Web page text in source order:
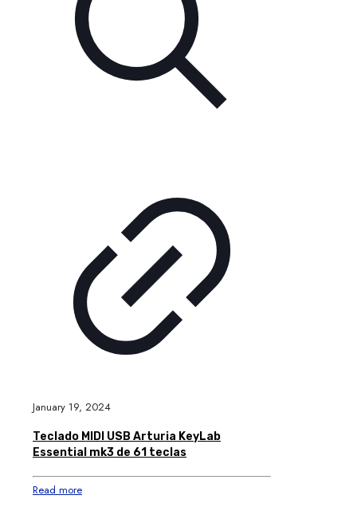
January 19, 2024
Teclado MIDI USB Arturia KeyLab
Essential mk3 de 61 teclas
Read more